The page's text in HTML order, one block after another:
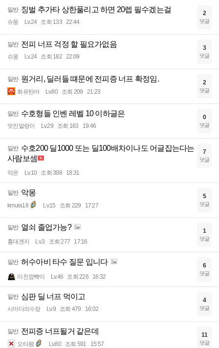
일반 징벌 추가타 상한풀리고 하면 20렙 필수겠는걸
슈웅 Lv.24 조회 133 22:44
2
댓글
일반 전피 너프 걱정 할 필요가없음
슈웅 Lv.24 조회 182 22:09
3
댓글
일반 원거리, 딜러들 떄문에 전피증 너프 확정임.
화유탄야 Lv.80 조회 209 21:23
2
댓글
일반 수호형들 인벤 레벨 10 이하글은
멋진말랑이 Lv.29 조회 163 19:46
0
댓글
일반 수호200 딜1000 또는 딜100배차이나도 어글잡는다는
사람보셈
악온 Lv.10 조회 398 18:31
7
댓글
일반 악몽
kmura18 Lv.15 조회 229 17:27
5
댓글
일반 열쇠 졸업가능?
홍대겐지 Lv.3 조회 277 17:16
1
댓글
일반 허수아비 타수 질문 입니다
미친깜빡이 Lv.46 조회 226 16:32
6
댓글
일반 심판 딜 너프 먹이고
시마다의수장 Lv.9 조회 479 16:02
4
댓글
일반 전피증 너프될거 같은데
오타왕 Lv.80 조회 591 15:57
11
댓글